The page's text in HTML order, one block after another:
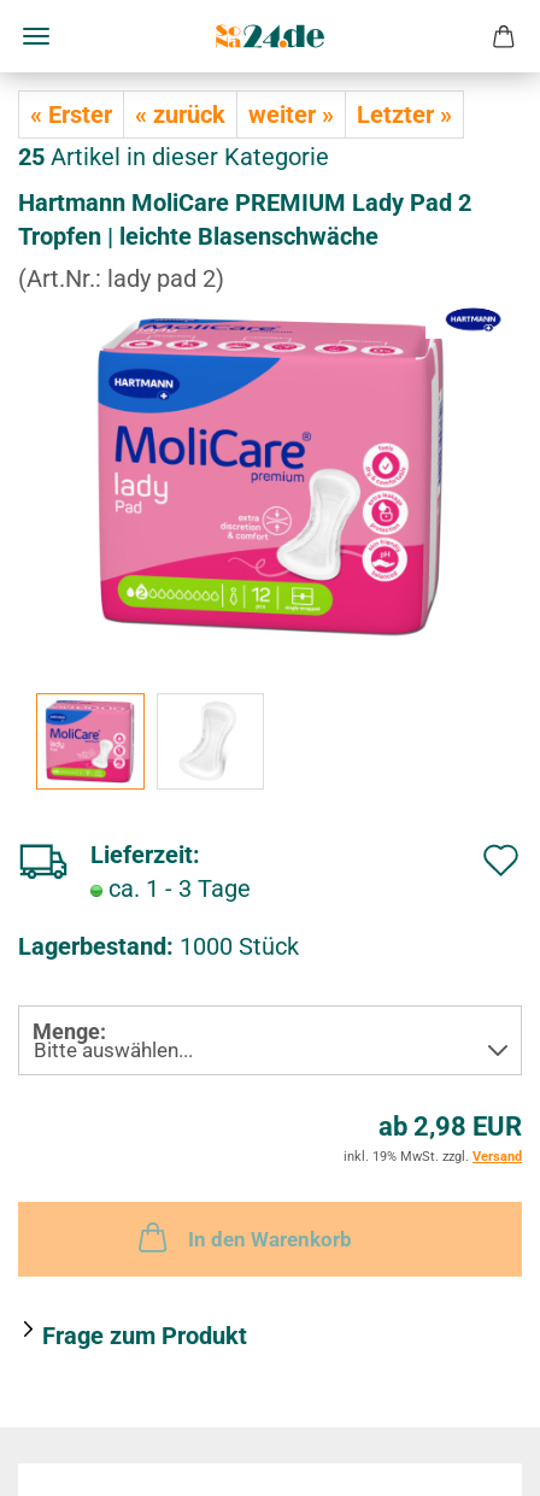
« Erster « zurück weiter »
Letzter »
25 Artikel in dieser Kategorie
Hart­mann Mo­li­Ca­re PRE­MI­UM Lady Pad 2
Trop­fen | leich­te Bla­sen­schwä­che
(Art.Nr.: lady pad 2)
n
e
r
z
Lieferzeit:
ca. 1 - 3 Tage
Lagerbestand: 1000 Stück
Menge:
ab 2,98 EUR
inkl. 19% MwSt. zzgl. Versand
In den Warenkorb
Frage zum Produkt